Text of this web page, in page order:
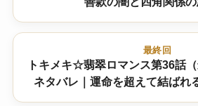
最終回
トキメキ☆翡翠ロマンス第36話
ネタバレ｜運命を超えて結ば